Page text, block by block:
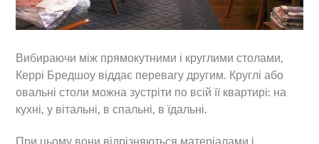
Вибираючи між прямокутними і круглими столами,
Керрі Бредшоу віддає перевагу другим. Круглі або
овальні столи можна зустріти по всій її квартирі: на
кухні, у вітальні, в спальні, в їдальні.
При цьому вони відрізняються матеріалами і